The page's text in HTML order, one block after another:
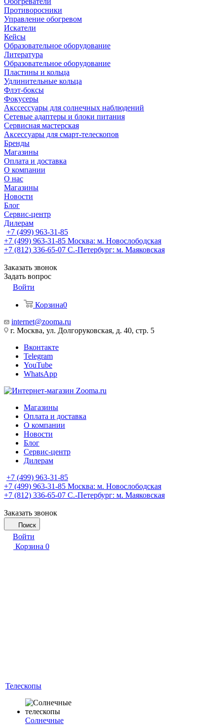
Противоросники
Управление обогревом
Искатели
Кейсы
Образовательное оборудование
Литература
Образовательное оборудование
Пластины и кольца
Удлинительные кольца
Флэт-боксы
Фокусеры
Акссессуары для солнечных наблюдений
Сетевые адаптеры и блоки питания
Сервисная мастерская
Аксессуары для смарт-телескопов
Бренды
Магазины
Оплата и доставка
О компании
О нас
Магазины
Новости
Блог
Сервис-центр
Дилерам
+7 (499) 963-31-85
+7 (499) 963-31-85 Москва: м. Новослободская
+7 (812) 336-65-07 С.-Петербург: м. Маяковская
Заказать звонок
Задать вопрос
Войти
Корзина0
internet@zooma.ru
г. Москва, ул. Долгоруковская, д. 40, стр. 5
Вконтакте
Telegram
YouTube
WhatsApp
Магазины
Оплата и доставка
О компании
Новости
Блог
Сервис-центр
Дилерам
+7 (499) 963-31-85
+7 (499) 963-31-85 Москва: м. Новослободская
+7 (812) 336-65-07 С.-Петербург: м. Маяковская
Заказать звонок
Поиск
Войти
Корзина 0
Телескопы
Солнечные